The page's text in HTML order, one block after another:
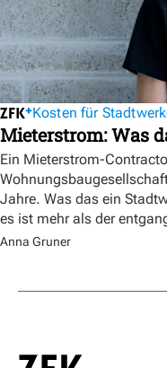
Kosten für
Mieterstrom: Was
Ein Mieterstrom-
Jahre. Was das ein
es ist mehr als der
Anna Gruner